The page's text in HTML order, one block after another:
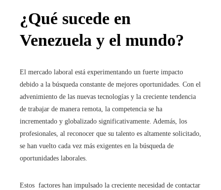
¿Qué sucede en
Venezuela y el mundo?
El mercado laboral está experimentando un fuerte impacto
debido a la búsqueda constante de mejores oportunidades. Con el
advenimiento de las nuevas tecnologías y la creciente tendencia
de trabajar de manera remota, la competencia se ha
incrementado y globalizado significativamente. Además, los
profesionales, al reconocer que su talento es altamente solicitado,
se han vuelto cada vez más exigentes en la búsqueda de
oportunidades laborales.
Estos factores han impulsado la creciente necesidad de contactar